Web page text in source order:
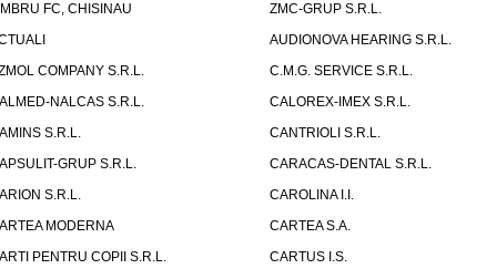
FC, CHISINAU
ZMC-GRUP S.R.L.
AUDIONOVA HEARING S.R.L.
COMPANY S.R.L.
C.M.G. SERVICE S.R.L.
NALCAS S.R.L.
CALOREX-IMEX S.R.L.
S.R.L.
CANTRIOLI S.R.L.
GRUP S.R.L.
CARACAS-DENTAL S.R.L.
S.R.L.
CAROLINA I.I.
MODERNA
CARTEA S.A.
PENTRU COPII S.R.L.
CARTUS I.S.